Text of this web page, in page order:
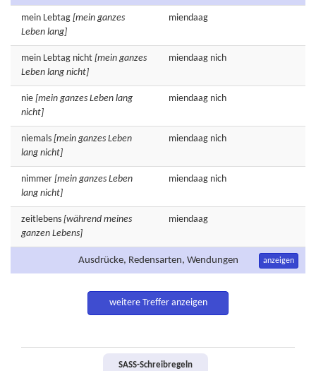
mein Lebtag [mein ganzes
Leben lang]
miendaag
mein Lebtag nicht [mein ganzes
Leben lang nicht]
miendaag nich
nie [mein ganzes Leben lang
nicht]
miendaag nich
niemals [mein ganzes Leben
lang nicht]
miendaag nich
nimmer [mein ganzes Leben
lang nicht]
miendaag nich
zeitlebens [während meines
ganzen Lebens]
miendaag
Ausdrücke, Redensarten, Wendungen anzeigen
weitere Treffer anzeigen
SASS-Schreibregeln